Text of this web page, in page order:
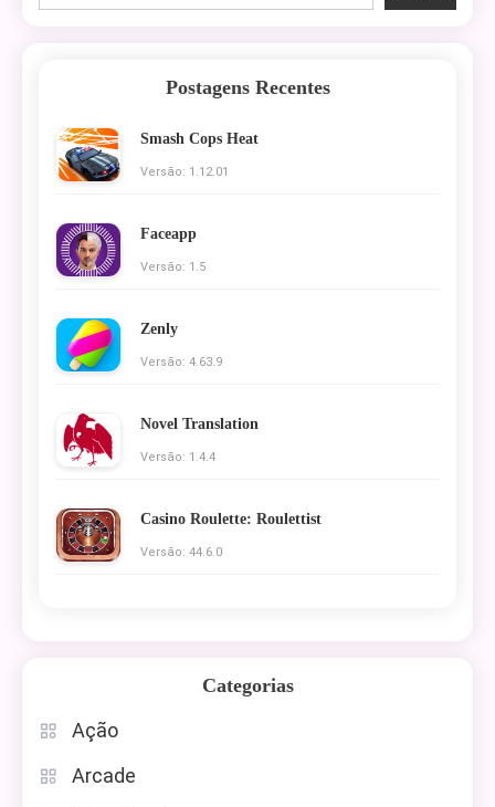
Postagens Recentes
Smash Cops Heat
Versão: 1.12.01
Faceapp
Versão: 1.5
Zenly
Versão: 4.63.9
Novel Translation
Versão: 1.4.4
Casino Roulette: Roulettist
Versão: 44.6.0
Categorias
Ação
Arcade